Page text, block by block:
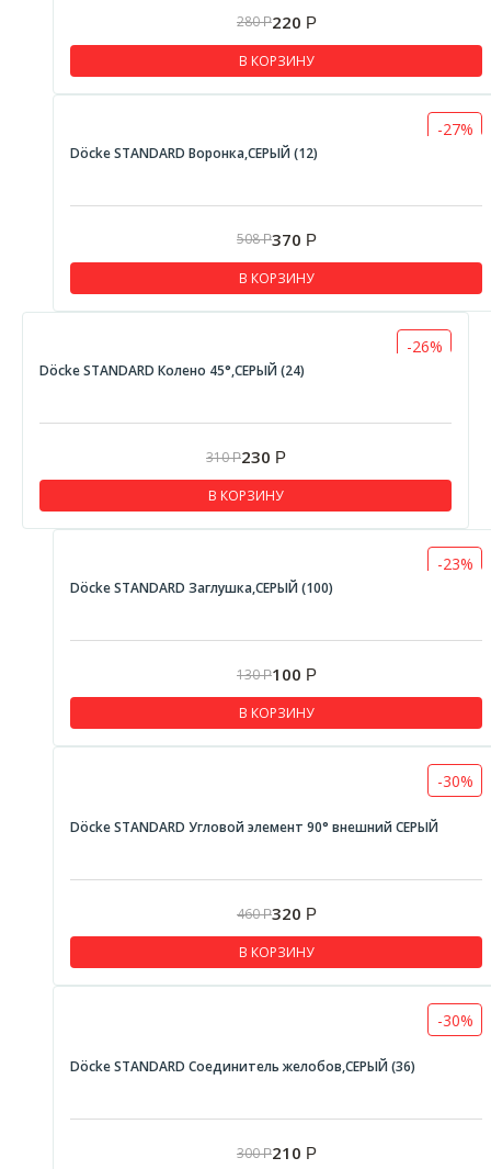
280Р220 Р
В КОРЗИНУ
-27%
Döcke STANDARD Воронка,СЕРЫЙ (12)
508Р370 Р
В КОРЗИНУ
-26%
Döcke STANDARD Колено 45°,СЕРЫЙ (24)
310Р230 Р
В КОРЗИНУ
-23%
Döcke STANDARD Заглушка,СЕРЫЙ (100)
130Р100 Р
В КОРЗИНУ
-30%
Döcke STANDARD Угловой элемент 90° внешний СЕРЫЙ
460Р320 Р
В КОРЗИНУ
-30%
Döcke STANDARD Соединитель желобов,СЕРЫЙ (36)
300Р210 Р